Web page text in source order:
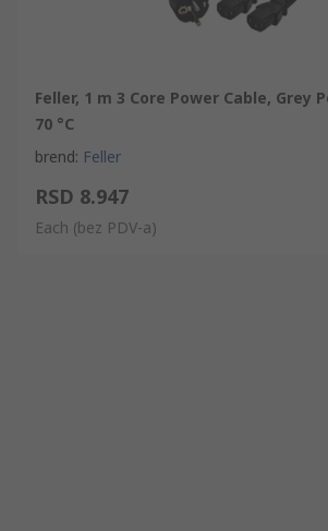
Feller, 1 m 3 Core Power Cable, Grey
70 °C
brend: Feller
RSD 8.947
Each (bez PDV-a)